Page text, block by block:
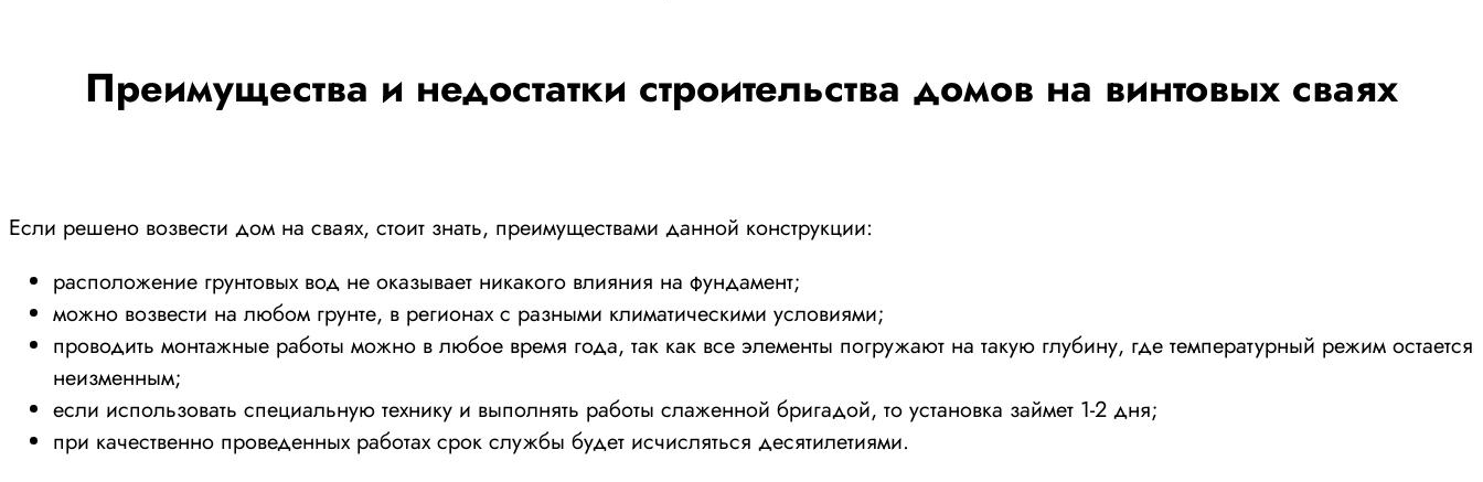
Преимущества и недостатки строительства домов на винтовых сваях
Если решено возвести дом на сваях, стоит знать, преимуществами данной конструкции:
расположение грунтовых вод не оказывает никакого влияния на фундамент;
можно возвести на любом грунте, в регионах с разными климатическими условиями;
проводить монтажные работы можно в любое время года, так как все элементы погружают на такую глубину, где температурный режим остается
неизменным;
если использовать специальную технику и выполнять работы слаженной бригадой, то установка займет 1-2 дня;
при качественно проведенных работах срок службы будет исчисляться десятилетиями.